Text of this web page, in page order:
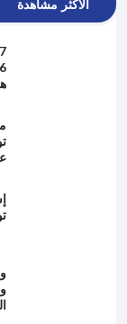
الأكثر مشاهدة